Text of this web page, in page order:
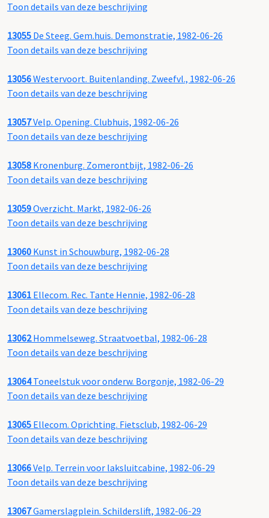
Toon details van deze beschrijving
13055 De Steeg. Gem.huis. Demonstratie, 1982-06-26
Toon details van deze beschrijving
13056Westervoort. Buitenlanding. Zweefvl., 1982-06-26
Toon details van deze beschrijving
13057Velp. Opening. Clubhuis, 1982-06-26
Toon details van deze beschrijving
13058 Kronenburg. Zomerontbijt, 1982-06-26
Toon details van deze beschrijving
13059Overzicht. Markt, 1982-06-26
Toon details van deze beschrijving
13060 Kunst in Schouwburg, 1982-06-28
Toon details van deze beschrijving
13061 Ellecom. Rec. Tante Hennie, 1982-06-28
Toon details van deze beschrijving
13062Hommelseweg. Straatvoetbal, 1982-06-28
Toon details van deze beschrijving
13064Toneelstuk voor onderw. Borgonje, 1982-06-29
Toon details van deze beschrijving
13065 Ellecom. Oprichting. Fietsclub, 1982-06-29
Toon details van deze beschrijving
13066Velp. Terrein voor laksluitcabine, 1982-06-29
Toon details van deze beschrijving
13067Gamerslagplein. Schilderslift, 1982-06-29